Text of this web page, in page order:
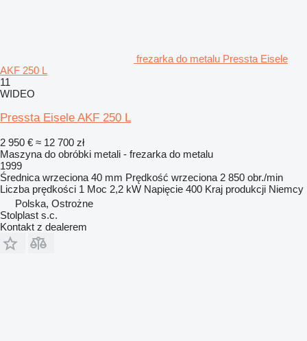
frezarka do metalu Pressta Eisele
AKF 250 L
11
WIDEO
Pressta Eisele AKF 250 L
2 950 € ≈ 12 700 zł
Maszyna do obróbki metali - frezarka do metalu
1999
Średnica wrzeciona 40 mm Prędkość wrzeciona 2 850 obr./min
Liczba prędkości 1 Moc 2,2 kW Napięcie 400 Kraj produkcji Niemcy
Polska, Ostrożne
Stolplast s.c.
Kontakt z dealerem